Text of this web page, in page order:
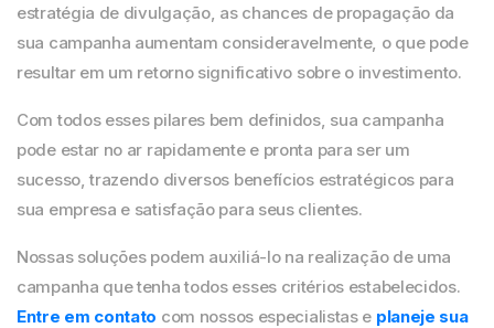
estratégia de divulgação, as chances de propagação da
sua campanha aumentam consideravelmente, o que pode
resultar em um retorno significativo sobre o investimento.
Com todos esses pilares bem definidos, sua campanha
pode estar no ar rapidamente e pronta para ser um
sucesso, trazendo diversos benefícios estratégicos para
sua empresa e satisfação para seus clientes.
Nossas soluções podem auxiliá-lo na realização de uma
campanha que tenha todos esses critérios estabelecidos.
Entre em contato com nossos especialistas e planeje sua